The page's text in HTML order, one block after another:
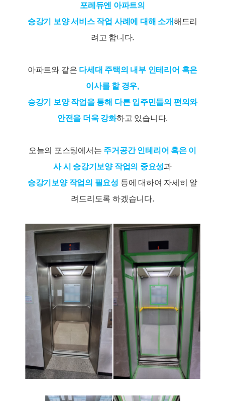
포레듀엔 아파트의
승강기 보양 서비스 작업 사례에 대해 소개해드리
려고 합니다.
아파트와 같은 다세대 주택의 내부 인테리어 혹은
이사를 할 경우,
승강기 보양 작업을 통해 다른 입주민들의 편의와
안전을 더욱 강화하고 있습니다.
오늘의 포스팅에서는 주거공간 인테리어 혹은 이
사 시 승강기보양 작업의 중요성과
승강기보양 작업의 필요성 등에 대하여 자세히 알
려드리도록 하겠습니다.